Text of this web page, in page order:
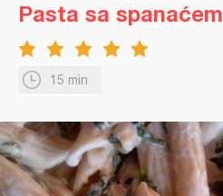
15 min
Pasta sa spanaćem